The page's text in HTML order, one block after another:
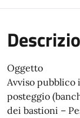
Oggetto
Avviso
posteggio
dei bastioni –